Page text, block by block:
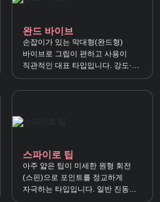
완드 바이브
손잡이가 있는 막대형(완드형)
바이브로 그립이 편하고 사용이
직관적인 대표 타입입니다. 강도·
패턴, 헤드 형태, 소재, 방수, 소음을
함께 보면 고르기 쉬워요.
스파이로 팁
아주 얇은 팁이 미세한 원형 회전
(스핀)으로 포인트를 정교하게
자극하는 타입입니다. 일반 진동과